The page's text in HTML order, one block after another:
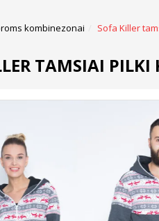
kombinezonai Sofa Killer
TAMSIAI